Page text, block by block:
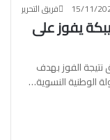
فريق التحرير 15/11/
خريبكة يفوز على
الفوز بهدف
الوطنية النسوية…